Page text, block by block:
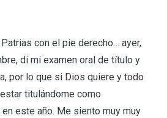
con el pie derecho… ayer,
di mi examen oral de título y
por lo que si Dios quiere y todo
titulándome como
este año. Me siento muy muy